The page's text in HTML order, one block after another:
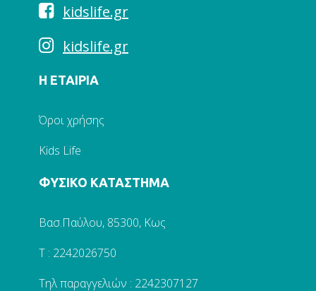
kidslife.gr
kidslife.gr
Η ΕΤΑΙΡΙΑ
Όροι χρήσης
Kids Life
ΦΥΣΙΚΟ ΚΑΤΑΣΤΗΜΑ
Βασ.Παύλου, 85300, Κως
Τ : 2242026750
Τηλ παραγγελιών : 2242307127